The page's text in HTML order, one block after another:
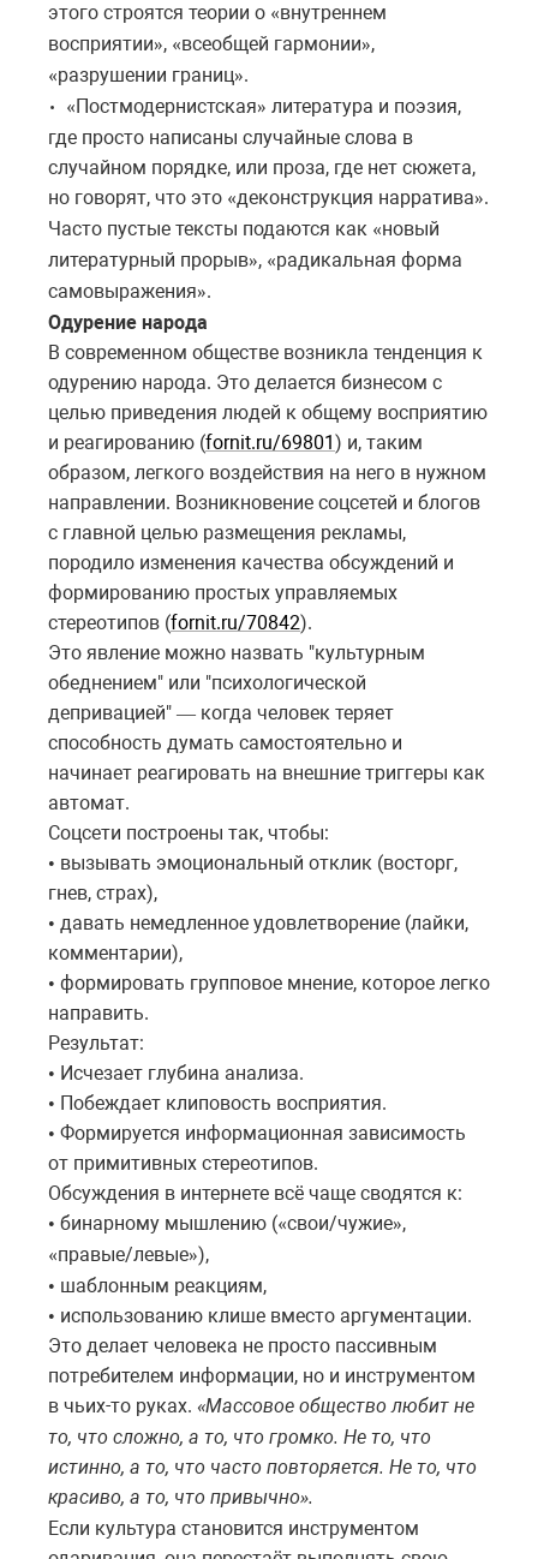
этого строятся теории о «внутреннем
восприятии», «всеобщей гармонии»,
«разрушении границ».
• « Постмодернистская» литература и поэзия,
где просто написаны случайные слова в
случайном порядке, или проза, где нет сюжета,
но говорят, что это «деконструкция нарратива».
Часто пустые тексты подаются как «новый
литературный прорыв», «радикальная форма
самовыражения».
Одурение народа
В современном обществе возникла тенденция к
одурению народа. Это делается бизнесом с
целью приведения людей к общему восприятию
и реагированию (fornit.ru/69801 ) и, таким
образом, легкого воздействия на него в нужном
направлении. Возникновение соцсетей и блогов
с главной целью размещения рекламы,
породило изменения качества обсуждений и
формированию простых управляемых
стереотипов (fornit.ru/70842).
Это явление можно назвать "культурным
обеднением" или "психологической
депривацией" — когда человек теряет
способность думать самостоятельно и
начинает реагировать на внешние триггеры как
автомат.
Соцсети построены так, чтобы:
• вызывать эмоциональный отклик (восторг,
гнев, страх),
• давать немедленное удовлетворение (лайки,
комментарии),
• формировать групповое мнение, которое легко
направить.
Результат:
• Исчезает глубина анализа.
• Побеждает клиповость восприятия.
• Формируется информационная зависимость
от примитивных стереотипов.
Обсуждения в интернете всё чаще сводятся к:
• бинарному мышлению («свои/чужие»,
«правые/левые»),
• шаблонным реакциям,
• использованию клише вместо аргументации.
Это делает человека не просто пассивным
потребителем информации, но и инструментом
в чьих-то руках. «Массовое общество любит не
то, что сложно, а то, что громко. Не то, что
истинно, а то, что часто повторяется. Не то, что
красиво, а то, что привычно».
Если культура становится инструментом